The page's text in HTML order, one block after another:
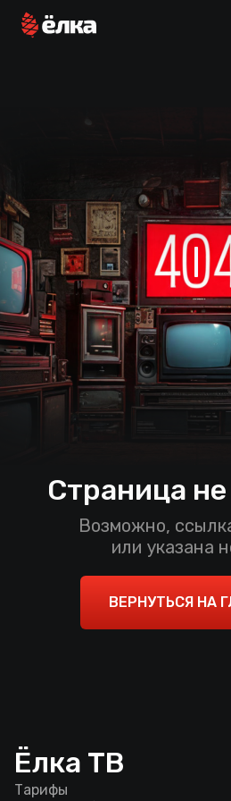
Страница
Возможно,
или указана
ВЕРНУТЬСЯ НА
Ёлка ТВ
Тарифы